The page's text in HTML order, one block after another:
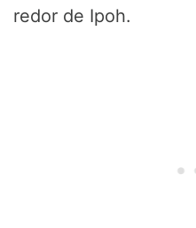
redor de Ipoh.